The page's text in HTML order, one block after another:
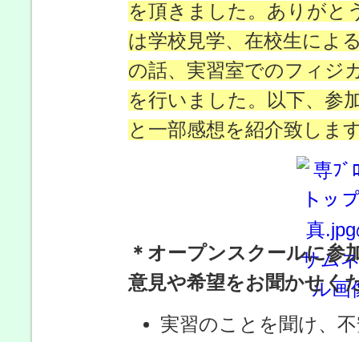
を頂きました。ありがと
は学校見学、在校生によ
の話、実習室でのフィジ
を行いました。以下、参
と一部感想を紹介致しま
＊オープンスクールに参
意見や希望をお聞かせく
実習のことを聞け、